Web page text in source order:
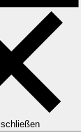
schließen